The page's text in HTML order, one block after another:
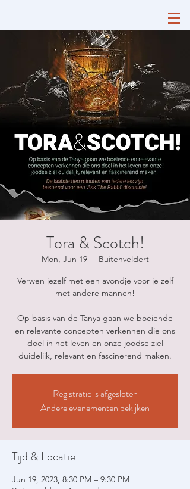
Tora & Scotch!
Mon, Jun 19
  |
Buitenveldert
Verwen jezelf met een avondje voor je zelf
met andere mannen!
Op basis van de Tanya gaan we boeiende
en relevante concepten verkennen die ons
doel in het leven en onze joodse ziel
duidelijk, relevant en fascinerend maken.
Registratie is afgesloten
Andere evenementen bekijken
Tijd & Locatie
Jun 19, 2023, 8:30 PM – 9:30 PM